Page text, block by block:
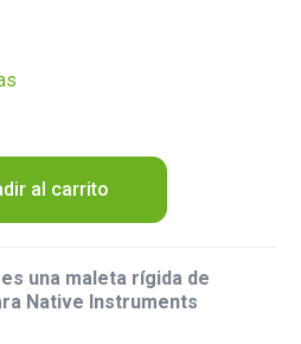
al carrito
una maleta rígida de
Native Instruments